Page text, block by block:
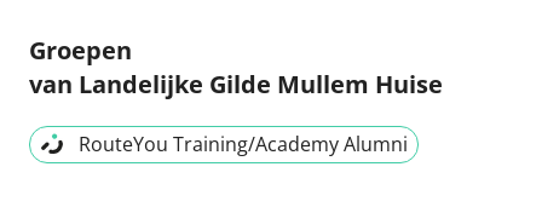
Groepen
van Landelijke Gilde Mullem Huise
RouteYou Training/Academy Alumni